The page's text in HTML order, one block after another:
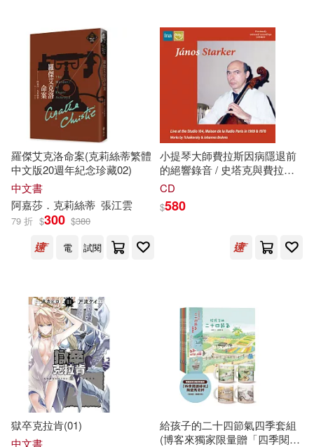
崔鍾雷(19) 平坂読(19)
彭緒洛(19)
李毓佩(19) 楊照(19)
楊耕(19)
（美）威廉·福克納(19)
（英）莎士比亞(19)
三雲譲(18) 吳建豪(18)
廣州奧飛文化傳播有限公司(18)
木崎ちあき(18) 田邊剛(18)
EuroArts(143)
シンクイノベーション(141)
皇冠(141)
國立臺灣博物館(140)
木馬文化(139) 耕林(139)
中國少年兒童出版社(136)
三民(127)
上海外語教育出版社(127)
現代出版社(127)
羅傑艾克洛命案(克莉絲蒂繁體
中文版20週年紀念珍藏02)
中文書
阿嘉莎．克莉絲蒂 張江雲
79 折 $300 $380
電
試閱
小提琴大師費拉斯因病隱退前
的絕響錄音 / 史塔克與費拉斯
的巴黎大師現場(世界首度發
Ferras: Live In Paris 1969 &
CD
$580
獄卒克拉肯(01)
中文書
給孩子的二十四節氣四季套組
(博客來獨家限量贈「四季閱讀